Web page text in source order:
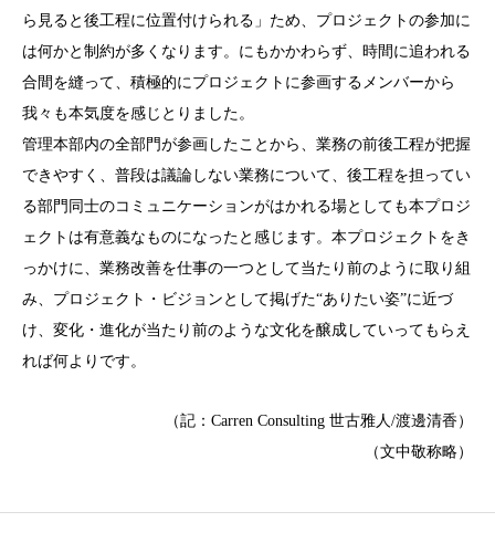
ら見ると後工程に位置付けられる」ため、プロジェクトの参加に
は何かと制約が多くなります。にもかかわらず、時間に追われる
合間を縫って、積極的にプロジェクトに参画するメンバーから
我々も本気度を感じとりました。
管理本部内の全部門が参画したことから、業務の前後工程が把握
できやすく、普段は議論しない業務について、後工程を担ってい
る部門同士のコミュニケーションがはかれる場としても本プロジ
ェクトは有意義なものになったと感じます。本プロジェクトをき
っかけに、業務改善を仕事の一つとして当たり前のように取り組
み、プロジェクト・ビジョンとして掲げた“ありたい姿”に近づ
け、変化・進化が当たり前のような文化を醸成していってもらえ
れば何よりです。
（記：Carren Consulting 世古雅人/渡邊清香）
（文中敬称略）